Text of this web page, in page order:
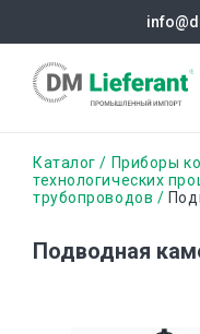
основному
Строка
навигации
Каталог
Приборы
технологических
трубопроводов
Подводная